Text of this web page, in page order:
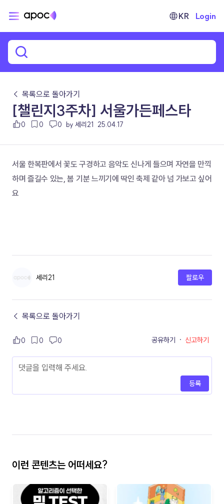
KR Login
← 목록으로 돌아가기
[챌린지3주차] 서울가든페스타
0 0 0 by 세리21 25.04.17
서울 한복판에서 꽃도 구경하고 음악도 신나게 들으며 자연을 만끽
하며 즐길수 있는, 봄 기분 느끼기에 딱인 축제 같아 넘 가보고 싶어
요
세리21 팔로우
← 목록으로 돌아가기
0 0 0 공유하기 · 신고하기
등록
이런 콘텐츠는 어떠세요?